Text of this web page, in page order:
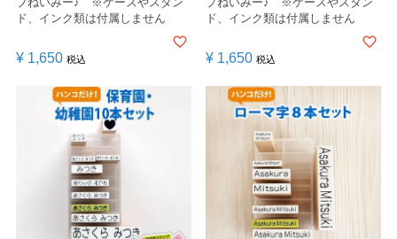
ド、インク類は付属しません
¥ 1,650 税込
ド、インク類は付属しません
¥ 1,650 税込